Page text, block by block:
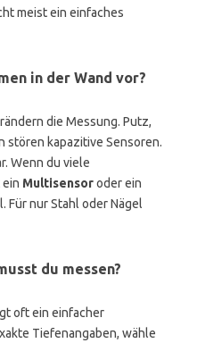
meist ein einfaches
in der Wand vor?
die Messung. Putz,
stören kapazitive Sensoren.
Wenn du viele
Multisensoroder ein
Für nur Stahl oder Nägel
du messen?
oft ein einfacher
Tiefenangaben, wähle